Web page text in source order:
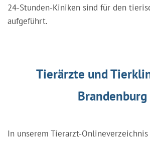
24-Stunden-Kiniken sind für den
aufgeführt.
Tierärzte und
Brandenburg
In unserem Tierarzt-